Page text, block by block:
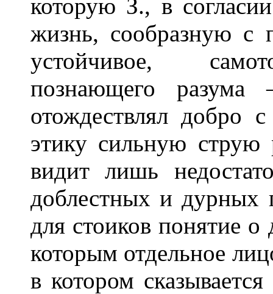
которую З., в
жизнь, сообразную с
устойчивое,
познающего
отождествлял добро
этику сильную струю
видит лишь
доблестных и дурных
для стоиков понятие
которым отдельное
в котором